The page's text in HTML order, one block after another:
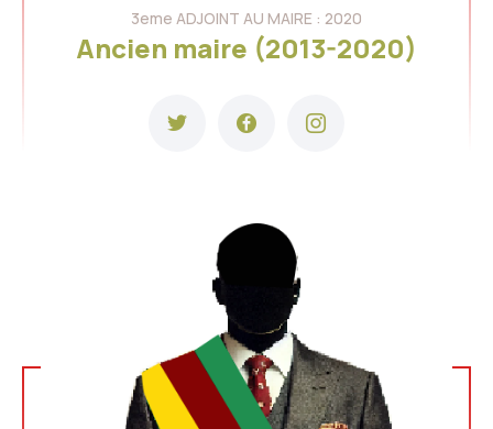
3eme ADJOINT AU MAIRE : 2020
Ancien maire (2013-2020)